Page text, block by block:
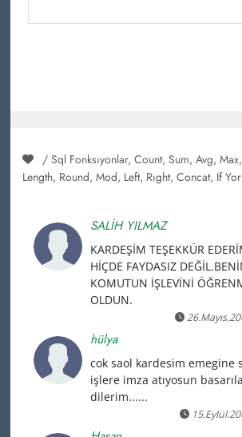
/ Sql Fonksıyonlar, Count, Sum, Avg,
Length, Round, Mod, Left, Rıght, Concat, If
SALİH YILMAZ
KARDEŞİM TEŞEKKÜR
HİÇDE FAYDASIZ
KOMUTUN İŞLEVİNİ
OLDUN.
hülya
cok saol kardesim emegine
işlere imza atıyosun
dilerim......